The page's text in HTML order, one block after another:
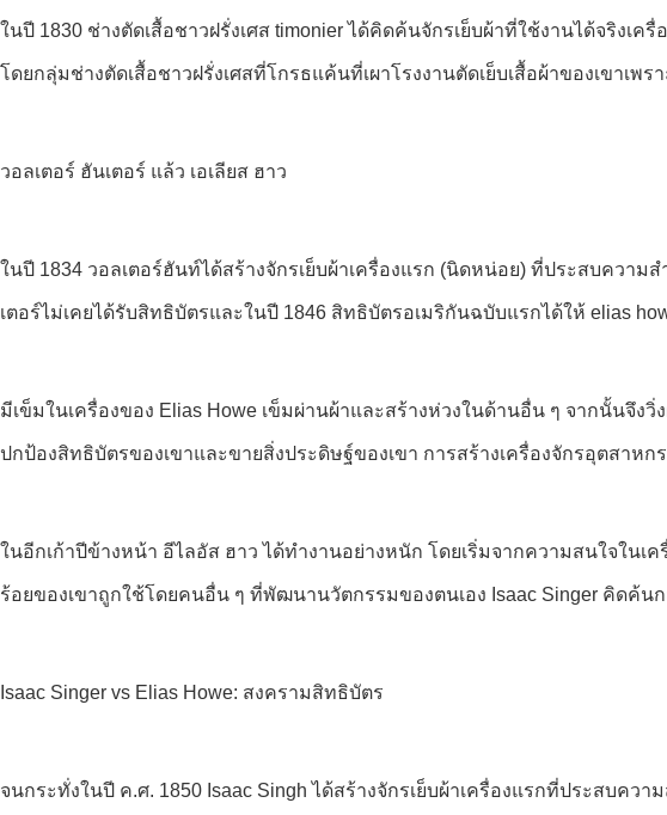
ในปี 1830 ช่างตัดเสื้อชาวฝรั่งเศส timonier ได้คิดค้นจักรเย็บผ้าที่ใช้งานได้จริงเ
โดยกลุ่มช่างตัดเสื้อชาวฝรั่งเศสที่โกรธแค้นที่เผาโรงงานตัดเย็บเสื้อผ้าของเขาเพ
วอลเตอร์ ฮันเตอร์ แล้ว เอเลียส ฮาว
ในปี 1834 วอลเตอร์ฮันท์ได้สร้างจักรเย็บผ้าเครื่องแรก (นิดหน่อย) ที่ประสบควา
เตอร์ไม่เคยได้รับสิทธิบัตรและในปี 1846 สิทธิบัตรอเมริกันฉบับแรกได้ให้ elias
มีเข็มในเครื่องของ Elias Howe เข็มผ่านผ้าและสร้างห่วงในด้านอื่น ๆ จากนั้นจึง
ปกป้องสิทธิบัตรของเขาและขายสิ่งประดิษฐ์ของเขา การสร้างเครื่องจักรอุตสา
ในอีกเก้าปีข้างหน้า อีไลอัส ฮาว ได้ทำงานอย่างหนัก โดยเริ่มจากความสนใจใน
ร้อยของเขาถูกใช้โดยคนอื่น ๆ ที่พัฒนานวัตกรรมของตนเอง Isaac Singer คิดค้
Isaac Singer vs Elias Howe: สงครามสิทธิบัตร
จนกระทั่งในปี ค.ศ. 1850 Isaac Singh ได้สร้างจักรเย็บผ้าเครื่องแรกที่ประสบคว